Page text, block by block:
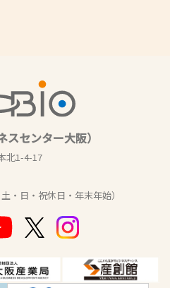
センター大阪）
北1-4-17
日・祝休日・年末年始）